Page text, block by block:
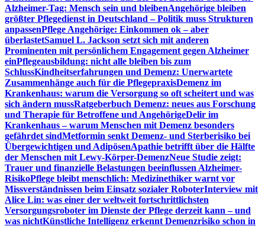
Alzheimer-Tag: Mensch sein und bleibenAngehörige bleiben
größter Pflegedienst in Deutschland – Politik muss Strukturen
anpassenPflege Angehörige: Einkommen ok – aber
überlastetSamuel L. Jackson setzt sich mit anderen
Prominenten mit persönlichem Engagement gegen Alzheimer
einPflegeausbildung: nicht alle bleiben bis zum
SchlussKindheitserfahrungen und Demenz: Unerwartete
Zusammenhänge auch für die PflegepraxisDemenz im
Krankenhaus: warum die Versorgung so oft scheitert und was
sich ändern mussRatgeberbuch Demenz: neues aus Forschung
und Therapie für Betroffene und AngehörigeDelir im
Krankenhaus – warum Menschen mit Demenz besonders
gefährdet sindMetformin senkt Demenz- und Sterberisiko bei
Übergewichtigen und AdipösenApathie betrifft über die Hälfte
der Menschen mit Lewy-Körper-DemenzNeue Studie zeigt:
Trauer und finanzielle Belastungen beeinflussen Alzheimer-
RisikoPflege bleibt menschlich: Medizinethiker warnt vor
Missverständnissen beim Einsatz sozialer RoboterInterview mit
Alice Lin: was einer der weltweit fortschrittlichsten
Versorgungsroboter im Dienste der Pflege derzeit kann – und
was nichtKünstliche Intelligenz erkennt Demenzrisiko schon in